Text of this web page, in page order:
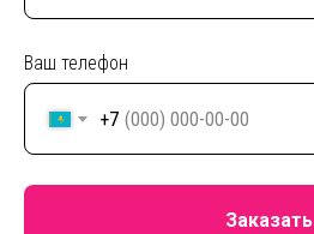
Ваш телефон
+7
Заказать